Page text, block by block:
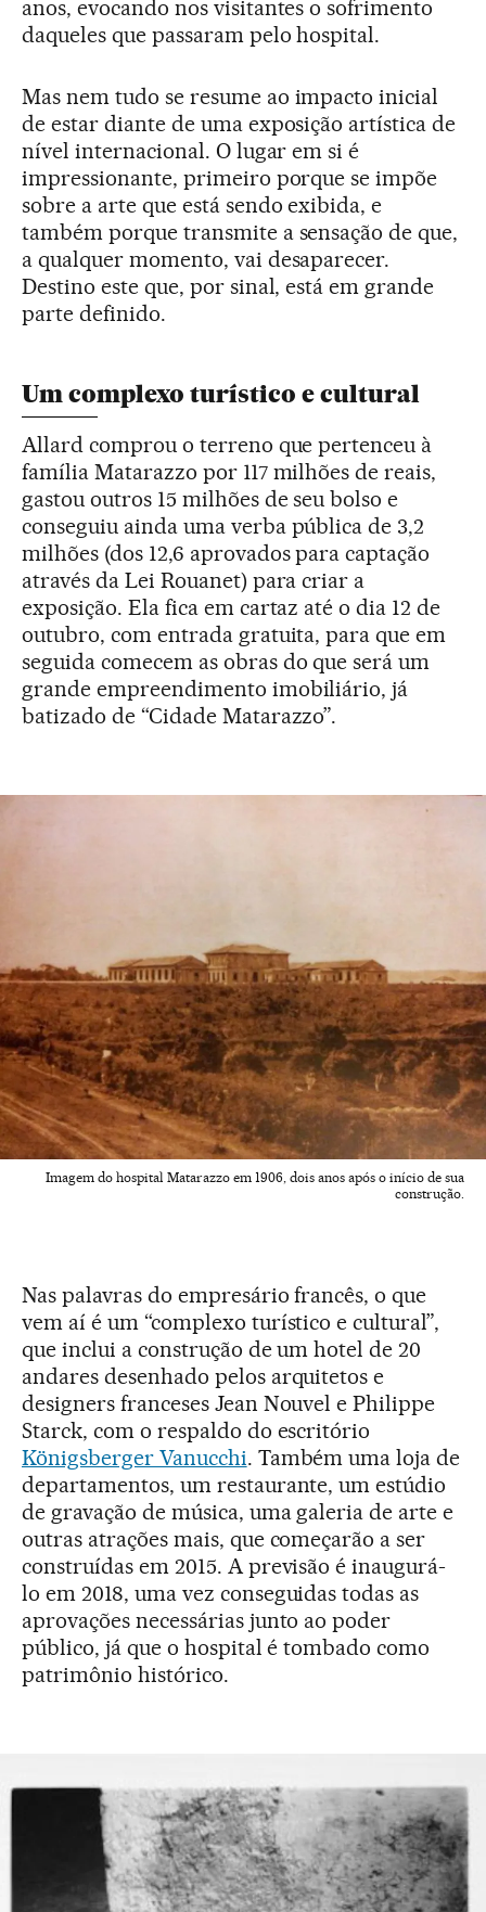
anos, evocando nos visitantes o sofrimento
daqueles que passaram pelo hospital.
Mas nem tudo se resume ao impacto inicial
de estar diante de uma exposição artística de
nível internacional. O lugar em si é
impressionante, primeiro porque se impõe
sobre a arte que está sendo exibida, e
também porque transmite a sensação de que,
a qualquer momento, vai desaparecer.
Destino este que, por sinal, está em grande
parte definido.
Um complexo turístico e cultural
Allard comprou o terreno que pertenceu à
família Matarazzo por 117 milhões de reais,
gastou outros 15 milhões de seu bolso e
conseguiu ainda uma verba pública de 3,2
milhões (dos 12,6 aprovados para captação
através da Lei Rouanet) para criar a
exposição. Ela fica em cartaz até o dia 12 de
outubro, com entrada gratuita, para que em
seguida comecem as obras do que será um
grande empreendimento imobiliário, já
batizado de “Cidade Matarazzo”.
Imagem do hospital Matarazzo em 1906, dois anos após o início de sua
construção.
Nas palavras do empresário francês, o que
vem aí é um “complexo turístico e cultural”,
que inclui a construção de um hotel de 20
andares desenhado pelos arquitetos e
designers franceses Jean Nouvel e Philippe
Starck, com o respaldo do escritório
Königsberger Vanucchi. Também uma loja de
departamentos, um restaurante, um estúdio
de gravação de música, uma galeria de arte e
outras atrações mais, que começarão a ser
construídas em 2015. A previsão é inaugurá-
lo em 2018, uma vez conseguidas todas as
aprovações necessárias junto ao poder
público, já que o hospital é tombado como
patrimônio histórico.